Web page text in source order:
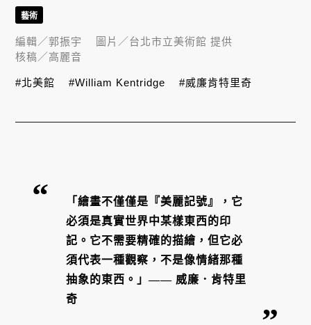
「繪畫不僅僅是『美麗記號』，它
必須是真實世界中某樣東西的印
記。它不需要精確的描繪，但它必
須代表一種觀察，不是像情緒那種
抽象的東西。」—— 威廉．肯特里
奇
藝術
編輯／郭振宇 圖片／台北市立美術館 提供
核稿／高麗音
#北美館 #William Kentridge #威廉肯特里奇